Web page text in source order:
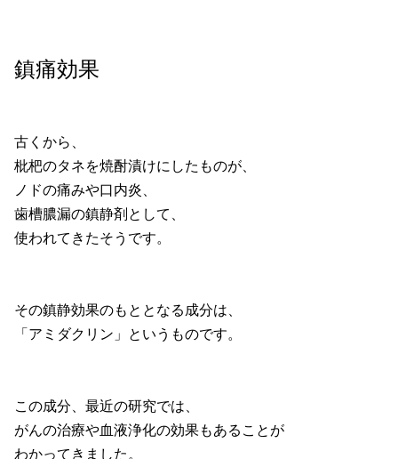
鎮痛効果
古くから、
枇杷のタネを焼酎漬けにしたものが、
ノドの痛みや口内炎、
歯槽膿漏の鎮静剤として、
使われてきたそうです。
その鎮静効果のもととなる成分は、
「アミダクリン」というものです。
この成分、最近の研究では、
がんの治療や血液浄化の効果もあることが
わかってきました。